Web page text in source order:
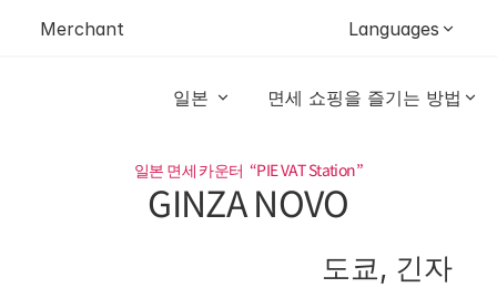
Merchant Languages
일본 면세 쇼핑을 즐기는 방법
일본 면세 카운터  “PIE VAT Station”
GINZA NOVO
도쿄, 긴자